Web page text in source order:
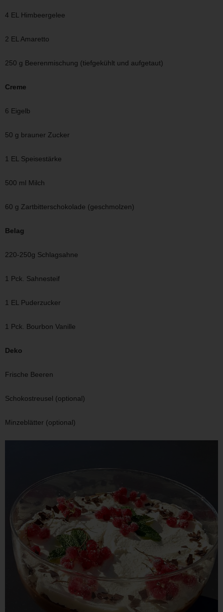
4 EL Himbeergelee
2 EL Amaretto
250 g Beerenmischung (tiefgekühlt und aufgetaut)
Creme
6 Eigelb
50 g brauner Zucker
1 EL Speisestärke
500 ml Milch
60 g Zartbitterschokolade (geschmolzen)
Belag
220-250g Schlagsahne
1 Pck. Sahnesteif
1 EL Puderzucker
1 Pck. Bourbon Vanille
Deko
Frische Beeren
Schokostreusel (optional)
Minzeblätter (optional)